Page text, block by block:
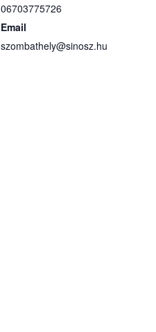
06703775726
Email
szombathely@sinosz.hu